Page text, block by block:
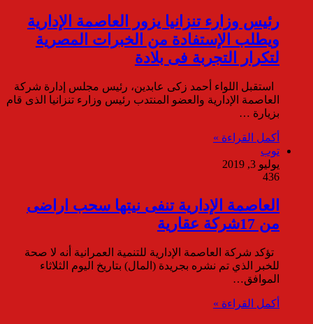
رئيس وزارء تنزانيا يزور العاصمة الإدارية
ويطلب الإستفادة من الخبرات المصرية
لتكرار التجربة فى بلادة
استقبل اللواء أحمد زكى عابدين، رئيس مجلس إدارة شركة
العاصمة الإدارية والعضو المنتدب رئيس وزارء تنزانيا الذى قام
بزيارة …
أكمل القراءة »
توب
يوليو 3, 2019
436
العاصمة الإدارية تنفى نيتها سحب اراضى
من 17شركة عقارية
تؤكد شركة العاصمة الإدارية للتنمية العمرانية أنه لا صحة
للخبر الذي تم نشره بجريدة (المال) بتاريخ اليوم الثلاثاء
الموافق…
أكمل القراءة »